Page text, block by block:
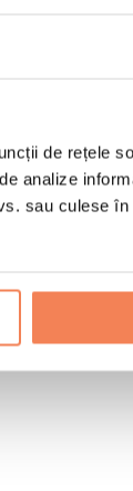
de rețele
analize
sau culese